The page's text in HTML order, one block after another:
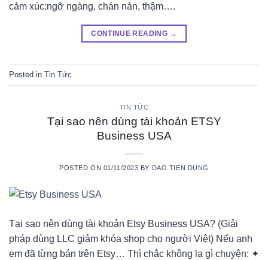
cảm xúc:ngỡ ngàng, chán nản, thậm….
CONTINUE READING →
Posted in Tin Tức
TIN TỨC
Tại sao nên dùng tài khoản ETSY
Business USA
POSTED ON 01/11/2023 BY DAO TIEN DUNG
Tại sao nên dùng tài khoản Etsy Business USA? (Giải
pháp dùng LLC giảm khóa shop cho người Việt) Nếu anh
em đã từng bán trên Etsy… Thì chắc không lạ gì chuyện: ✦